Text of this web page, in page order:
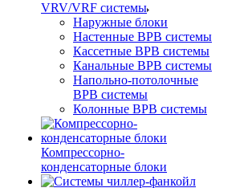
VRV/VRF системы
Наружные блоки
Настенные ВРВ системы
Кассетные ВРВ системы
Канальные ВРВ системы
Напольно-потолочные
ВРВ системы
Колонные ВРВ системы
Компрессорно-
конденсаторные блоки